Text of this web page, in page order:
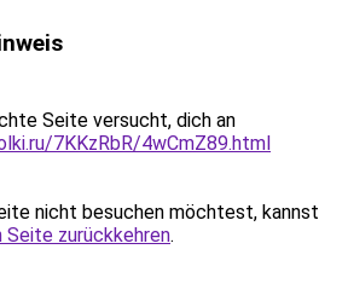
Seite versucht, dich an
7KKzRbR/4wCmZ89.html
nicht besuchen möchtest, kannst
Seite zurückkehren.